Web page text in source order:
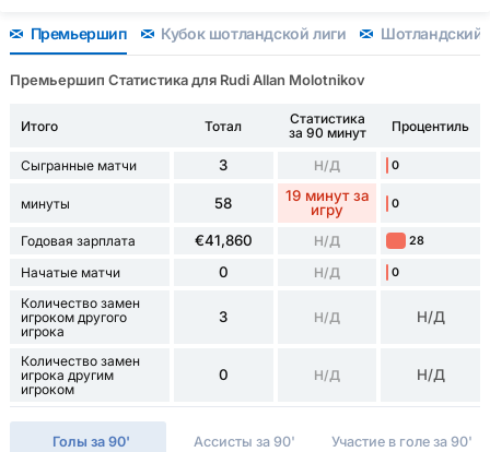
Премьершип Кубок шотландской лиги Шотландский
Премьершип Статистика для Rudi Allan Molotnikov
Итого Тотал
Статистика
за 90 минут
Процентиль
Сыгранные матчи 3 Н/Д 0
минуты 58
19 минут за
игру
0
Годовая зарплата €41,860 Н/Д 28
Начатые матчи 0 Н/Д 0
Количество замен
игроком другого
игрока
3 Н/Д Н/Д
Количество замен
игрока другим
игроком
0 Н/Д Н/Д
Голы за 90' Ассисты за 90' Участие в голе за 90'